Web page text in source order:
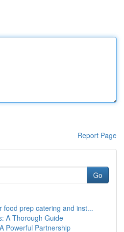
Report Page
Go
food prep catering and inst...
A Thorough Guide
Powerful Partnership